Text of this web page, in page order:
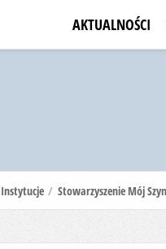
AKTUALNOŚCI
Instytucje / Stowarzyszenie Mój